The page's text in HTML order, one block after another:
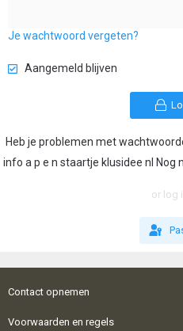
Je wachtwoord vergeten?
Aangemeld blijven
Heb je problemen met
info a p e n staartje klusidee nl Nog
or log
Contact opnemen
Voorwaarden en regels